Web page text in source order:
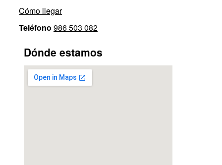
Cómo llegar
Teléfono 986 503 082
Dónde estamos